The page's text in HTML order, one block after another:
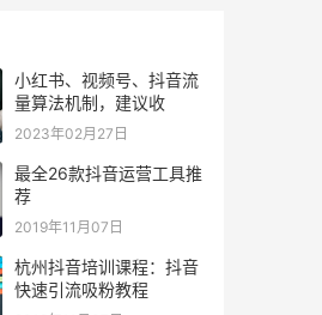
小红书、视频号、抖音流
量算法机制，建议收
2023年02月27日
最全26款抖音运营工具推
荐
2019年11月07日
杭州抖音培训课程：抖音
快速引流吸粉教程